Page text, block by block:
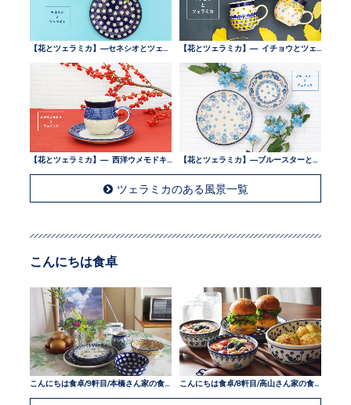
ツェラミカのある風景一覧
こんにちは食卓
こんにちは食卓/9軒目/本橋さん家の食卓